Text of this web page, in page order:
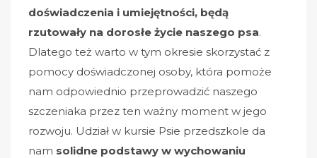
doświadczenia i umiejętności, będą
rzutowały na dorosłe życie naszego psa.
Dlatego też warto w tym okresie skorzystać z
pomocy doświadczonej osoby, która pomoże
nam odpowiednio przeprowadzić naszego
szczeniaka przez ten ważny moment w jego
rozwoju. Udział w kursie Psie przedszkole da
nam solidne podstawy w wychowaniu